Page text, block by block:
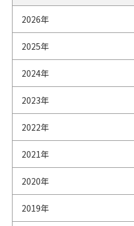
2026年
2025年
2024年
2023年
2022年
2021年
2020年
2019年